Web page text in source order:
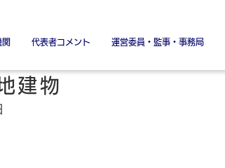
関
融機関
力機関
代表者コメント
署名金融機関
署名協力機関
運営委員・監事・事務局
建物